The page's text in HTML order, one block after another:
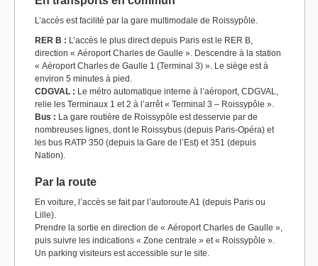
L’accès est facilité par la gare multimodale de Roissypôle.
RER B : L’accès le plus direct depuis Paris est le RER B,
direction « Aéroport Charles de Gaulle ». Descendre à la station
« Aéroport Charles de Gaulle 1 (Terminal 3) ». Le siège est à
environ 5 minutes à pied.
CDGVAL : Le métro automatique interne à l’aéroport, CDGVAL,
relie les Terminaux 1 et 2 à l’arrêt « Terminal 3 – Roissypôle ».
Bus : La gare routière de Roissypôle est desservie par de
nombreuses lignes, dont le Roissybus (depuis Paris-Opéra) et
les bus RATP 350 (depuis la Gare de l’Est) et 351 (depuis
Nation).
Par la route
En voiture, l’accès se fait par l’autoroute A1 (depuis Paris ou
Lille).
Prendre la sortie en direction de « Aéroport Charles de Gaulle »,
puis suivre les indications « Zone centrale » et « Roissypôle ».
Un parking visiteurs est accessible sur le site.